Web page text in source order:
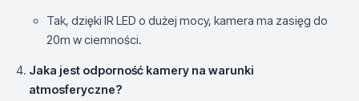
Tak, dzięki IR LED o dużej mocy, kamera ma zasięg do
20m w ciemności.
Jaka jest odporność kamery na warunki
atmosferyczne?